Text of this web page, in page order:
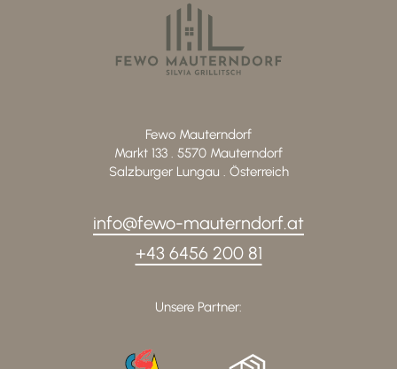
Fewo Mauterndorf
Markt 133 . 5570 Mauterndorf
Salzburger Lungau . Österreich
info@fewo-mauterndorf.at
+43 6456 200 81
Unsere Partner: